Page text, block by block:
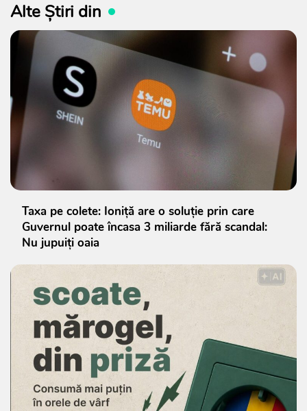
Alte Știri din
Taxa pe colete: Ioniță are o soluție prin care
Guvernul poate încasa 3 miliarde fără scandal:
Nu jupuiți oaia